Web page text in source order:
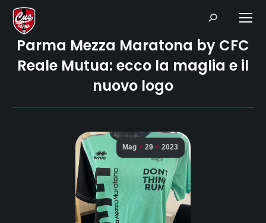
Search:
Parma Mezza Maratona by CFC
Reale Mutua: ecco la maglia e il
nuovo logo
Mag 29 2023